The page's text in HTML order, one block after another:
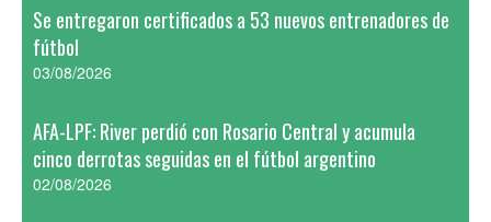
Se entregaron certificados a 53 nuevos entrenadores de
fútbol
03/08/2026
AFA-LPF: River perdió con Rosario Central y acumula
cinco derrotas seguidas en el fútbol argentino
02/08/2026